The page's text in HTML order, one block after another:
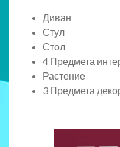
Диван
Стул
Стол
4 Предмета
Растение
3 Предмета